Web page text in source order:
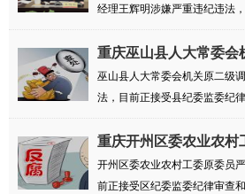
经理王辉明涉嫌严重违纪违法
重庆巫山县人大常委会
恭福...
巫山县人大常委会机关原二级
法，目前正接受县纪委监委纪
重庆开州区委农业农村
嫌严...
开州区委农业农村工委原委员
前正接受区纪委监委纪律审查和